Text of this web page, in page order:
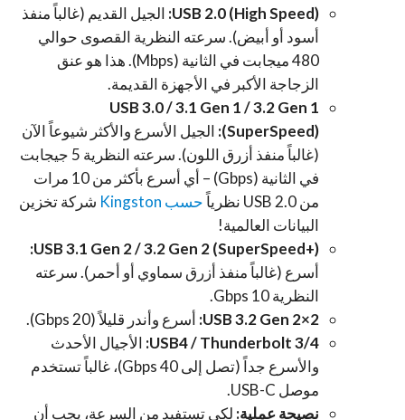
USB 2.0 (High Speed): الجيل القديم (غالباً منفذ
أسود أو أبيض). سرعته النظرية القصوى حوالي
480 ميجابت في الثانية (Mbps). هذا هو عنق
الزجاجة الأكبر في الأجهزة القديمة.
USB 3.0 / 3.1 Gen 1 / 3.2 Gen 1
(SuperSpeed): الجيل الأسرع والأكثر شيوعاً الآن
(غالباً منفذ أزرق اللون). سرعته النظرية 5 جيجابت
في الثانية (Gbps) – أي أسرع بأكثر من 10 مرات
من USB 2.0 نظرياً
حسب Kingston
شركة تخزين
البيانات العالمية!
USB 3.1 Gen 2 / 3.2 Gen 2 (SuperSpeed+):
أسرع (غالباً منفذ أزرق سماوي أو أحمر). سرعته
النظرية 10 Gbps.
USB 3.2 Gen 2×2: أسرع وأندر قليلاً (20 Gbps).
USB4 / Thunderbolt 3/4: الأجيال الأحدث
والأسرع جداً (تصل إلى 40 Gbps)، غالباً تستخدم
موصل USB-C.
نصيحة عملية: لكي تستفيد من السرعة، يجب أن